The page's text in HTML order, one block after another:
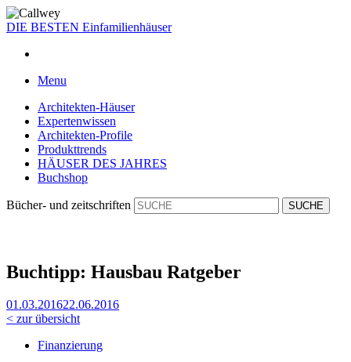
DIE BESTEN Einfamilienhäuser
Menu
Architekten-Häuser
Expertenwissen
Architekten-Profile
Produkttrends
HÄUSER DES JAHRES
Buchshop
Bücher- und zeitschriften
Buch­tipp: Hausbau Rat­ge­ber
01.03.201622.06.2016
< zur übersicht
Finanzierung